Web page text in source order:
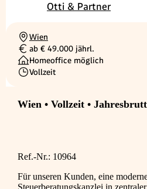
Otti & Partner
Ortschaft
Wien
Gehalt
ab € 49.000 jährl.
Homeoffice möglich
Beschäftigungsart
Vollzeit
Wien • Vollzeit •
Ref.-Nr.: 10964
Für unseren Kunden, eine